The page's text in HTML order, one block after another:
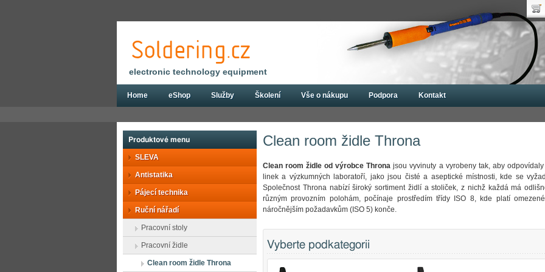
Clean room židle Throna
Clean room židle od výrobce Throna jsou vyvinuty a vyrobeny tak, aby
linek a výzkumných laboratoří, jako jsou čisté a aseptické místnosti, kde se
Společnost Throna nabízí široký sortiment židlí a stoliček, z nichž každá má
různým provozním polohám, počínaje prostředím třídy ISO 8, kde platí
náročnějším požadavkům (ISO 5) konče.
Vyberte podkategorii
Produktové menu
SLEVA
Antistatika
Pájecí technika
Ruční nářadí
Pracovní stoly
Pracovní židle
Clean room židle Throna
electronic technology equipment
Home eShop Služby Školení Vše o nákupu Podpora Kontakt